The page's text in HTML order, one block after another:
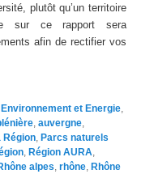
plutôt qu’un territoire
sur ce rapport sera
afin de rectifier vos
,Environnement et Energie
,auvergne
Région ,Parcs naturels
,Région AURA
alpes ,rhône ,Rhône